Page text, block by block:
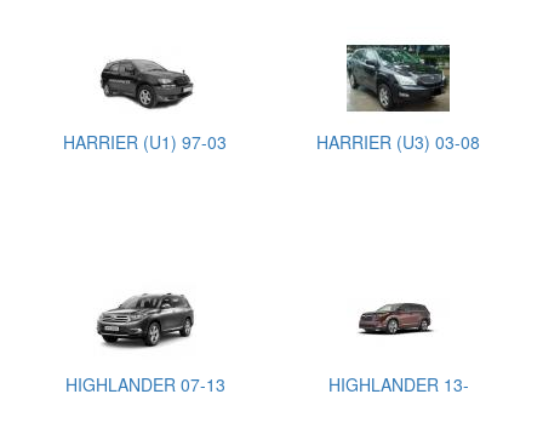
HARRIER (U1) 97-03 HARRIER (U3) 03-08
HIGHLANDER 07-13 HIGHLANDER 13-